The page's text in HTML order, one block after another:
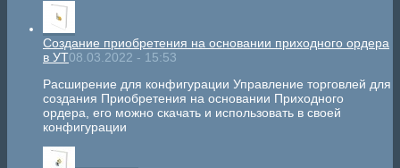
Создание приобретения на основании приходного ордера
в УТ08.03.2022 - 15:53
Расширение для конфигурации Управление торговлей для
создания Приобретения на основании Приходного
ордера, его можно скачать и использовать в своей
конфигурации